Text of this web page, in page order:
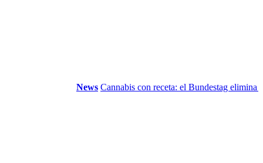
News Cannabis con receta: el Bundestag elimina la...